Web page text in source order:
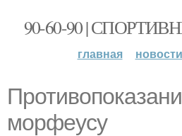
90-60-90 |
главная новости
морфеусу